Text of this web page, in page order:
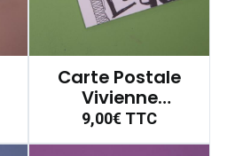
Carte Postale
Vivienne
Westwood
9,00€TTC